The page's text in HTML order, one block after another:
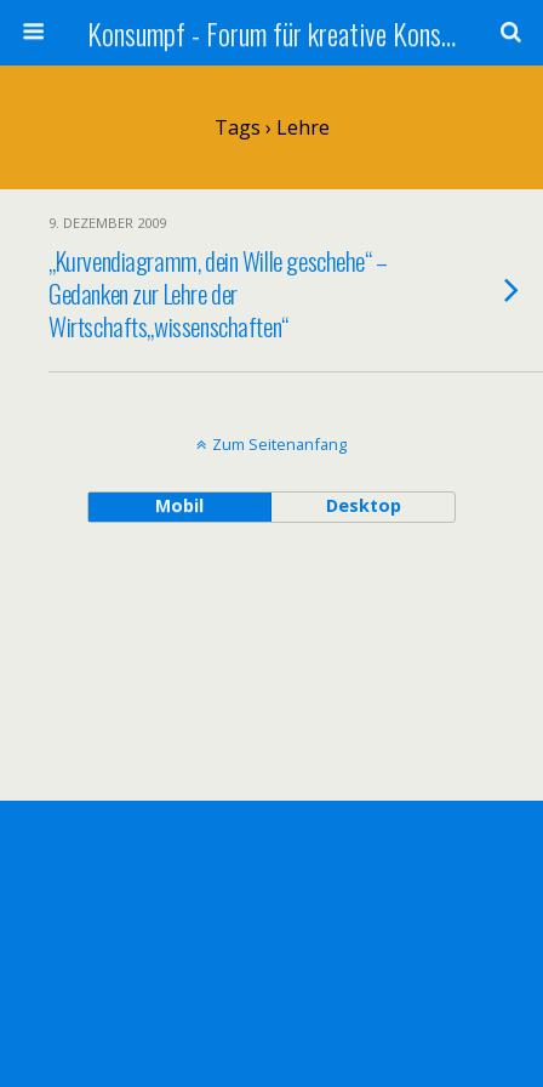
Konsumpf - Forum für kreative Konsumkritik - Culture Jamming, Nachhaltigkeit, Konzernkritik, Adbusting
Tags › Lehre
9. DEZEMBER 2009
„Kurvendiagramm, dein Wille geschehe“ –
Gedanken zur Lehre der
Wirtschafts„wissenschaften“
Zum Seitenanfang
Mobil Desktop